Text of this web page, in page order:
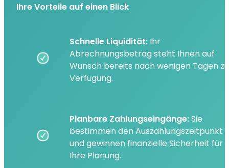
Ihre Vorteile auf einen Blick
Schnelle Liquidität: Ihr
Abrechnungsbetrag steht Ihnen auf
Wunsch bereits nach wenigen Tagen
Verfügung.
Planbare Zahlungseingänge:Sie
bestimmen den Auszahlungszeitpunkt
und gewinnen finanzielle Sicherheit für
Ihre Planung.